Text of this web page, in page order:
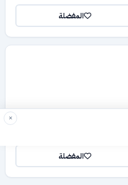
المفضلة
المفضلة
×